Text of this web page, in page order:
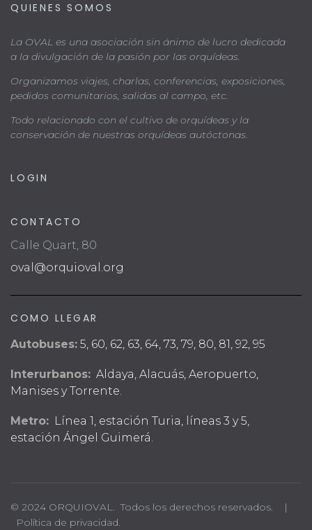
QUIENES SOMOS
La OVAL es una asociación sin ánimo de lucro dedicada
a la divulgación de la pasión por las orquídeas.
Organizamos viajes, charlas, conferencias, exposiciones,
pedidos comunitarios, salidas al campo, etc.
Todo relacionado con el cultivo de orquídeas y la
conservación de nuestras orquídeas autóctonas.
LOGIN
CONTACTO
Calle Quart, 80
oval@orquioval.org
COMO LLEGAR
Autobuses: 5, 60, 62, 63, 64, 73, 79, 80, 81, 92, 95
Interurbanos: Aldaya, Alacuás, Aeropuerto,
Manises y Torrente.
Metro: Línea 1, estación Turia, líneas 3 y 5,
estación Ángel Guimerá.
© 2024 ORQUIOVAL. Todos los derechos reservados. |
Política de privacidad.